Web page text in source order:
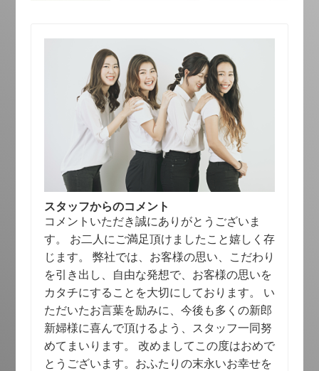
スタッフからのコメント
コメントいただき誠にありがとうございま
す。 お二人にご満足頂けましたこと嬉しく存
じます。 弊社では、お客様の思い、こだわり
を引き出し、自由な発想で、お客様の思いを
カタチにすることを大切にしております。 い
ただいたお言葉を励みに、今後も多くの新郎
新婦様に喜んで頂けるよう、スタッフ一同努
めてまいります。 改めましてこの度はおめで
とうございます。おふたりの末永いお幸せを